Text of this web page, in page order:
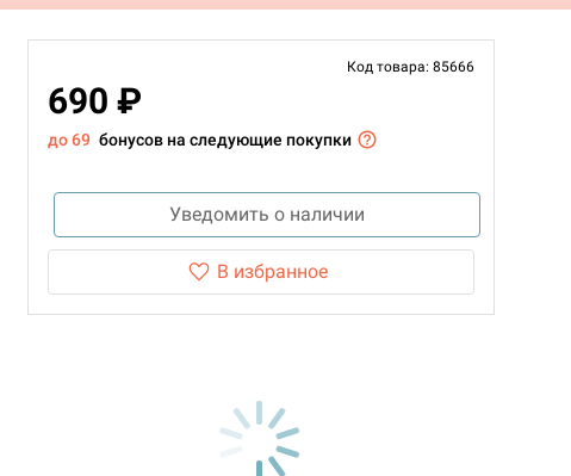
Код товара: 85666
690 ₽
до 69 бонусов на следующие покупки
Уведомить о наличии
В избранное